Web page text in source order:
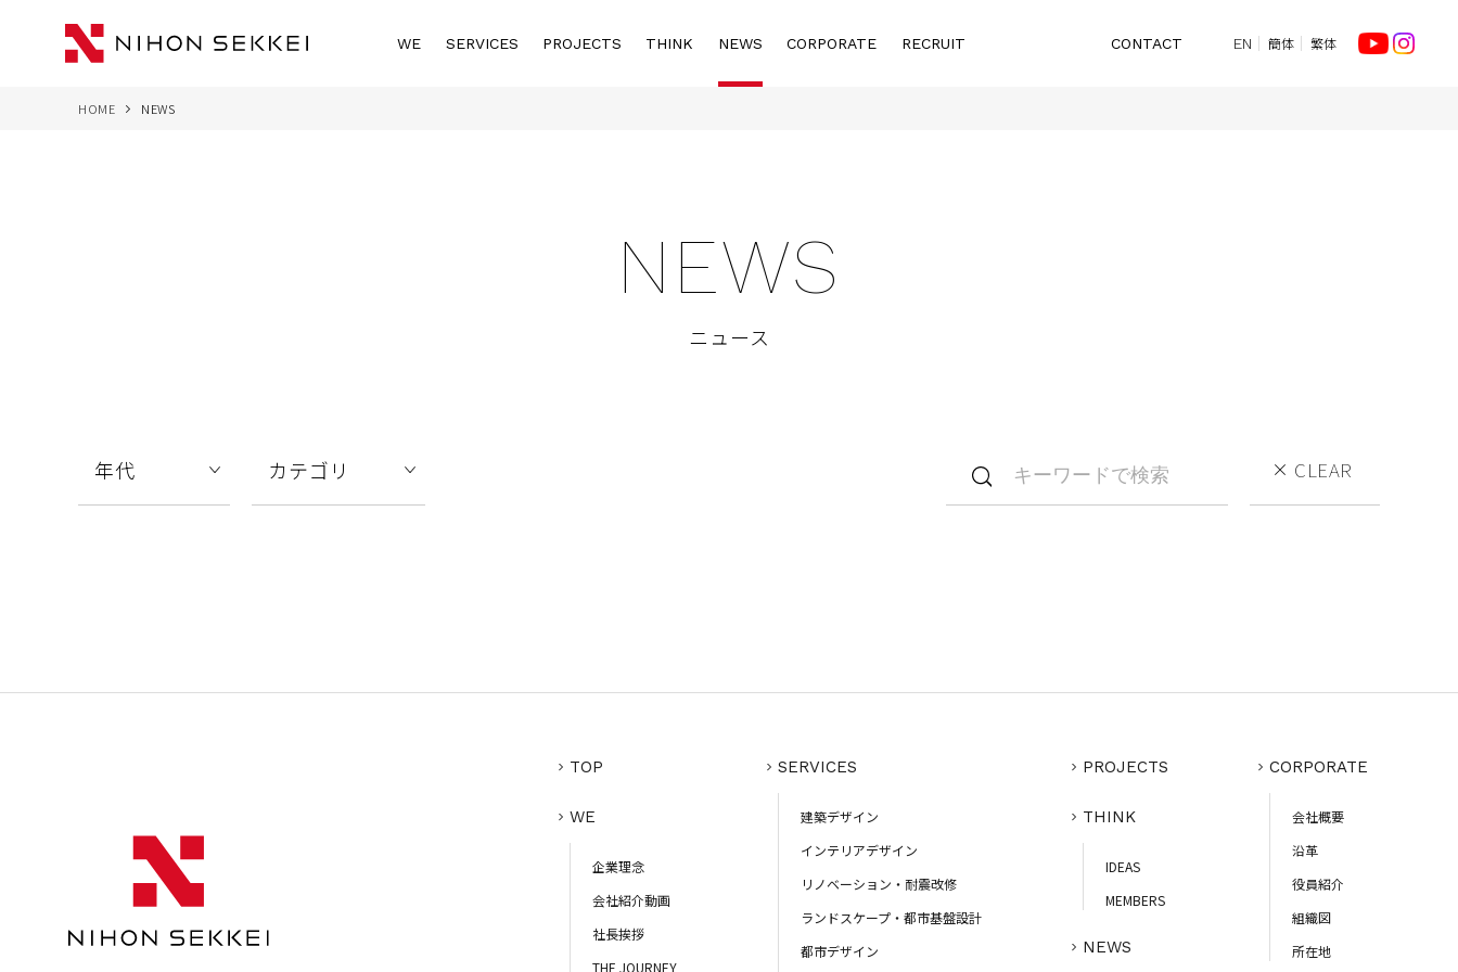
WE SERVICES PROJECTS THINK NEWS CORPORATE RECRUIT CONTACT EN 簡体 繁体
HOME NEWS
NEWS
ニュース
年代 カテゴリ CLEAR
TOP
WE
企業理念
会社紹介動画
社長挨拶
THE JOURNEY
SERVICES
建築デザイン
インテリアデザイン
リノベーション・耐震改修
ランドスケープ・都市基盤設計
都市デザイン
PROJECTS
THINK
IDEAS
MEMBERS
NEWS
CORPORATE
会社概要
沿革
役員紹介
組織図
所在地